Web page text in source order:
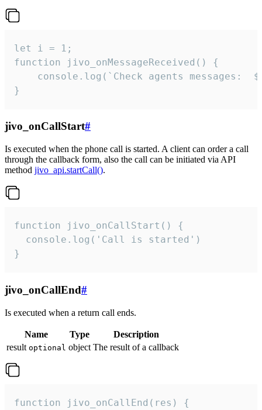
let i = 1;
function jivo_onMessageReceived() {
}
jivo_onCallStart#
Is executed when the phone call is started. A client can order a call
through the callback form, also the call can be initiated via API
method jivo_api.startCall().
function jivo_onCallStart() {
  console.log('Call is started')
}
jivo_onCallEnd#
Is executed when a return call ends.
Name Type
Description
result optional object The result of a callback
function jivo_onCallEnd(res) {